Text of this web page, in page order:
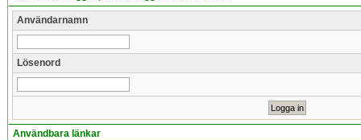
Användarnamn
Lösenord
Användbara länkar